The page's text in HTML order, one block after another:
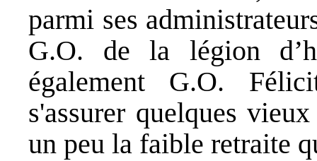
parmi ses
G.O. de la légion
également G.O.
s'assurer quelques
un peu la faible retraite